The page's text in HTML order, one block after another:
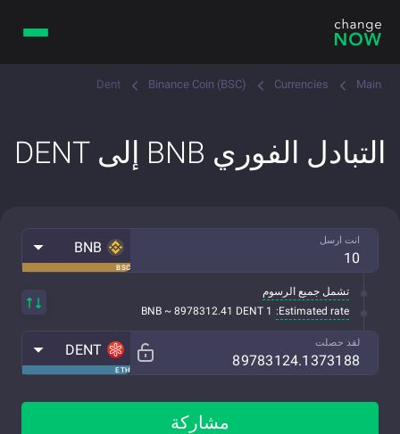
Main
Currencies
Binance Coin (BSC)
Dent
التبادل الفوري BNB إلى DENT
انت ارسل
BSC
BNB
تشمل جميع الرسوم
Estimated rate:
1 BNB ~ 8978312.41 DENT
لقد حصلت
ETH
DENT
مشاركة